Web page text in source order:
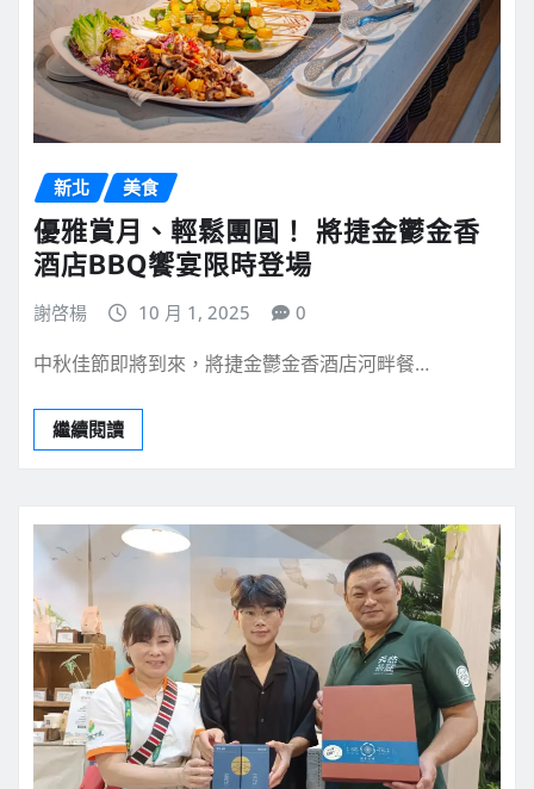
新北 美食
優雅賞月、輕鬆團圓！ 將捷金鬱金香
酒店BBQ饗宴限時登場
謝啓楊 10 月 1, 2025 0
中秋佳節即將到來，將捷金鬱金香酒店河畔餐…
繼續閱讀